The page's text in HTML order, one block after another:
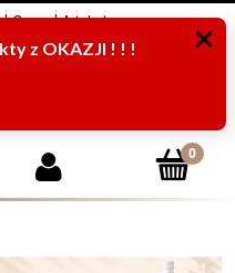
O nas Artykuły
8:00 -15:00)